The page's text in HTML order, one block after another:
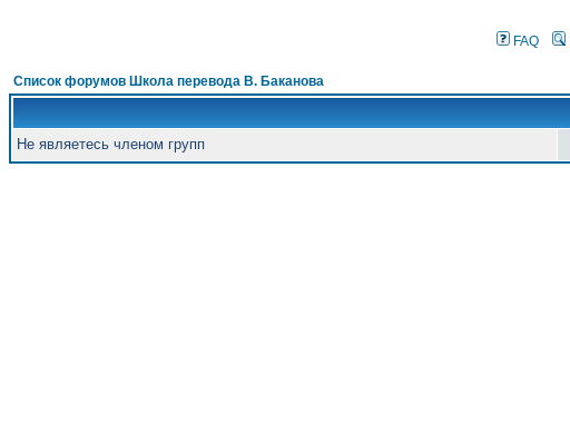
FAQ
Список форумов Школа перевода В. Баканова
Не являетесь членом групп